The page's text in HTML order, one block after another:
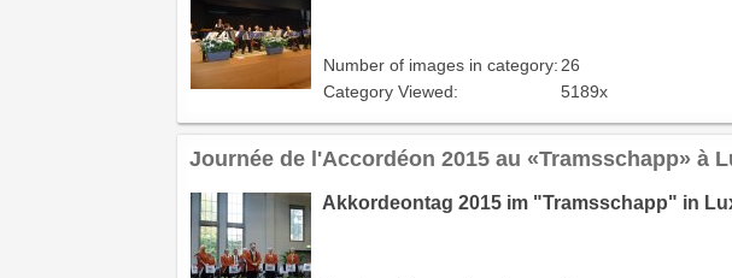
Number of images in category:26
Category Viewed:
5189x
Journée de l'Accordéon 2015 au «Tramsschapp» à
Akkordeontag 2015 im "Tramsschapp" in